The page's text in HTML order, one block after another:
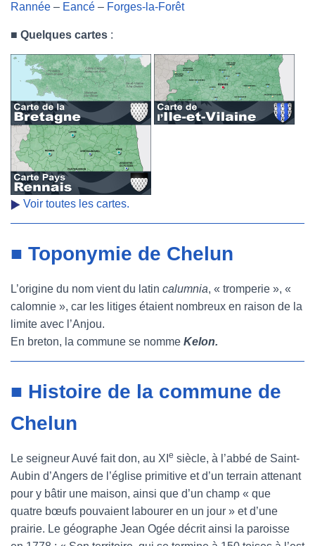
Rannée – Eancé – Forges-la-Forêt
■ Quelques cartes :
Voir toutes les cartes.
■ Toponymie de Chelun
L’origine du nom vient du latin calumnia, « tromperie », «
calomnie », car les litiges étaient nombreux en raison de la
limite avec l’Anjou.
En breton, la commune se nomme Kelon.
■ Histoire de la commune de
Chelun
Le seigneur Auvé fait don, au XI e siècle, à l’abbé de Saint-
Aubin d’Angers de l’église primitive et d’un terrain attenant
pour y bâtir une maison, ainsi que d’un champ « que
quatre bœufs pouvaient labourer en un jour » et d’une
prairie. Le géographe Jean Ogée décrit ainsi la paroisse